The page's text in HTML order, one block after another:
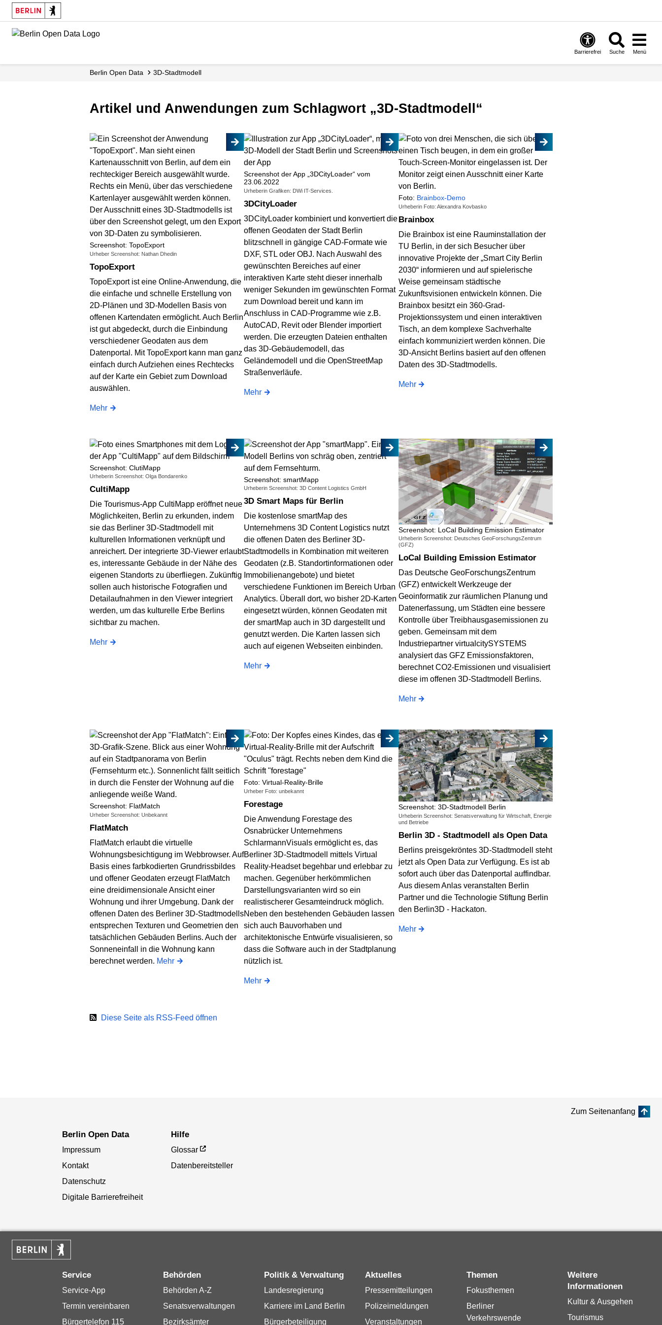
Skip
main
Barrierefrei Suche Menü
Berlin Open Data 3D-Stadtmodell
Artikel und Anwendungen zum Schlagwort „3D-Stadtmodell“
Screenshot: TopoExport
Urheber Screenshot: Nathan Dhedin
TopoExport
TopoExport ist eine Online-Anwendung, die
die einfache und schnelle Erstellung von
2D-Plänen und 3D-Modellen Basis von
offenen Kartendaten ermöglicht. Auch Berlin
ist gut abgedeckt, durch die Einbindung
verschiedener Geodaten aus dem
Datenportal. Mit TopoExport kann man ganz
einfach durch Aufziehen eines Rechtecks
auf der Karte ein Gebiet zum Download
auswählen.
Mehr
Screenshot der App „3DCityLoader“ vom
23.06.2022
Urheberin Grafiken: DWi IT-Services.
3DCityLoader
3DCityLoader kombiniert und konvertiert die
offenen Geodaten der Stadt Berlin
blitzschnell in gängige CAD-Formate wie
DXF, STL oder OBJ. Nach Auswahl des
gewünschten Bereiches auf einer
interaktiven Karte steht dieser innerhalb
weniger Sekunden im gewünschten Format
zum Download bereit und kann im
Anschluss in CAD-Programme wie z.B.
AutoCAD, Revit oder Blender importiert
werden. Die erzeugten Dateien enthalten
das 3D-Gebäudemodell, das
Geländemodell und die OpenStreetMap
Straßenverläufe.
Mehr
Foto: Brainbox-Demo
Urheberin Foto: Alexandra Kovbasko
Brainbox
Die Brainbox ist eine Rauminstallation der
TU Berlin, in der sich Besucher über
innovative Projekte der „Smart City Berlin
2030“ informieren und auf spielerische
Weise gemeinsam städtische
Zukunftsvisionen entwickeln können. Die
Brainbox besitzt ein 360-Grad-
Projektionssystem und einen interaktiven
Tisch, an dem komplexe Sachverhalte
einfach kommuniziert werden können. Die
3D-Ansicht Berlins basiert auf den offenen
Daten des 3D-Stadtmodells.
Mehr
Screenshot: ClutiMapp
Urheberin Screenshot: Olga Bondarenko
CultiMapp
Die Tourismus-App CultiMapp eröffnet neue
Möglichkeiten, Berlin zu erkunden, indem
sie das Berliner 3D-Stadtmodell mit
kulturellen Informationen verknüpft und
anreichert. Der integrierte 3D-Viewer erlaubt
es, interessante Gebäude in der Nähe des
eigenen Standorts zu überfliegen. Zukünftig
sollen auch historische Fotografien und
Detailaufnahmen in den Viewer integriert
werden, um das kulturelle Erbe Berlins
sichtbar zu machen.
Mehr
Screenshot: smartMapp
Urheberin Screenshot: 3D Content Logistics GmbH
3D Smart Maps für Berlin
Die kostenlose smartMap des
Unternehmens 3D Content Logistics nutzt
die offenen Daten des Berliner 3D-
Stadtmodells in Kombination mit weiteren
Geodaten (z.B. Standortinformationen oder
Immobilienangebote) und bietet
verschiedene Funktionen im Bereich Urban
Analytics. Überall dort, wo bisher 2D-Karten
eingesetzt würden, können Geodaten mit
der smartMap auch in 3D dargestellt und
genutzt werden. Die Karten lassen sich
auch auf eigenen Webseiten einbinden.
Mehr
Screenshot: LoCal Building Emission Estimator
Urheberin Screenshot: Deutsches GeoForschungsZentrum
(GFZ)
LoCal Building Emission Estimator
Das Deutsche GeoForschungsZentrum
(GFZ) entwickelt Werkzeuge der
Geoinformatik zur räumlichen Planung und
Datenerfassung, um Städten eine bessere
Kontrolle über Treibhausgasemissionen zu
geben. Gemeinsam mit dem
Industriepartner virtualcitySYSTEMS
analysiert das GFZ Emissionsfaktoren,
berechnet CO2-Emissionen und visualisiert
diese im offenen 3D-Stadtmodell Berlins.
Mehr
Screenshot: FlatMatch
Urheber Screenshot: Unbekannt
FlatMatch
FlatMatch erlaubt die virtuelle
Wohnungsbesichtigung im Webbrowser. Auf
Basis eines farbkodierten Grundrissbildes
und offener Geodaten erzeugt FlatMatch
eine dreidimensionale Ansicht einer
Wohnung und ihrer Umgebung. Dank der
offenen Daten des Berliner 3D-Stadtmodells
entsprechen Texturen und Geometrien den
tatsächlichen Gebäuden Berlins. Auch der
Sonneneinfall in die Wohnung kann
berechnet werden. Mehr
Foto: Virtual-Reality-Brille
Urheber Foto: unbekannt
Forestage
Die Anwendung Forestage des
Osnabrücker Unternehmens
SchlarmannVisuals ermöglicht es, das
Berliner 3D-Stadtmodell mittels Virtual
Reality-Headset begehbar und erlebbar zu
machen. Gegenüber herkömmlichen
Darstellungsvarianten wird so ein
realistischerer Gesamteindruck möglich.
Neben den bestehenden Gebäuden lassen
sich auch Bauvorhaben und
architektonische Entwürfe visualisieren, so
dass die Software auch in der Stadtplanung
nützlich ist.
Mehr
Screenshot: 3D-Stadtmodell Berlin
Urheberin Screenshot: Senatsverwaltung für Wirtschaft, Energie
und Betriebe
Berlin 3D - Stadtmodell als Open Data
Berlins preisgekröntes 3D-Stadtmodell steht
jetzt als Open Data zur Verfügung. Es ist ab
sofort auch über das Datenportal auffindbar.
Aus diesem Anlas veranstalten Berlin
Partner und die Technologie Stiftung Berlin
den Berlin3D - Hackaton.
Mehr
Diese Seite als RSS-Feed öffnen
Zum Seitenanfang
Berlin Open Data
Impressum
Kontakt
Datenschutz
Digitale Barrierefreiheit
Hilfe
Glossar
Datenbereitsteller
Service
Service-App
Termin vereinbaren
Bürgertelefon 115
Behörden
Behörden A-Z
Senatsverwaltungen
Bezirksämter
Politik & Verwaltung
Landesregierung
Karriere im Land Berlin
Bürgerbeteiligung
Aktuelles
Pressemitteilungen
Polizeimeldungen
Veranstaltungen
Themen
Fokusthemen
Berliner
Verkehrswende
Weitere
Informationen
Kultur & Ausgehen
Tourismus